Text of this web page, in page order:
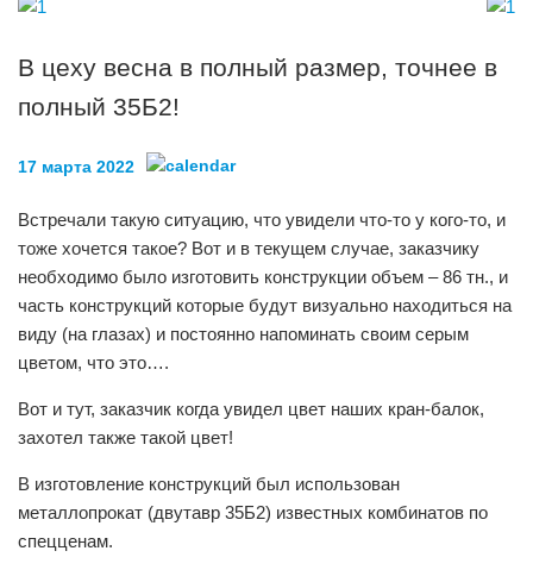
В цеху весна в полный размер, точнее в
полный 35Б2!
17 марта 2022
Встречали такую ситуацию, что увидели что-то у кого-то, и
тоже хочется такое? Вот и в текущем случае, заказчику
необходимо было изготовить конструкции объем – 86 тн., и
часть конструкций которые будут визуально находиться на
виду (на глазах) и постоянно напоминать своим серым
цветом, что это….
Вот и тут, заказчик когда увидел цвет наших кран-балок,
захотел также такой цвет!
В изготовление конструкций был использован
металлопрокат (двутавр 35Б2) известных комбинатов по
спецценам.